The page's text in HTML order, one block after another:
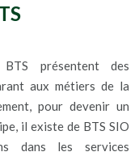
BTS présentent des
aux métiers de la
pour devenir un
il existe de BTS SIO
dans les services